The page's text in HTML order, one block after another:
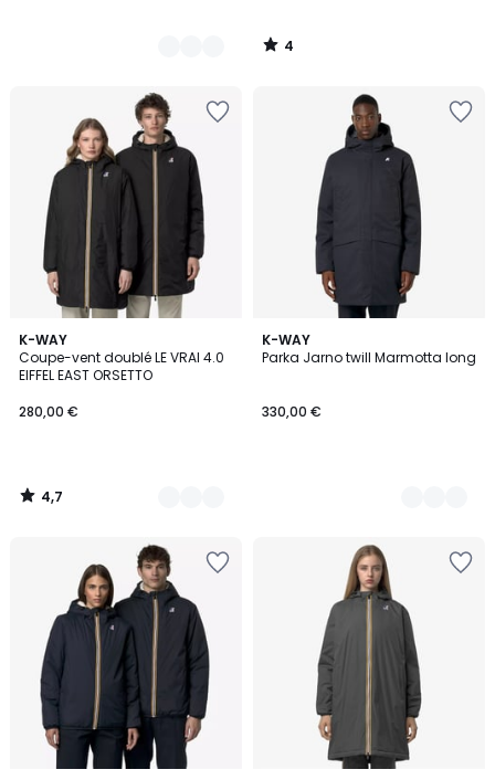
4
/
K-WAY
Coupe-vent doublé LE VRAI 4.0
EIFFEL EAST ORSETTO
280,00 €
4,7
/ 5
4
Couleurs
4,7
/
K-WAY
Parka Jarno twill Marmotta long
330,00 €
3
Couleurs